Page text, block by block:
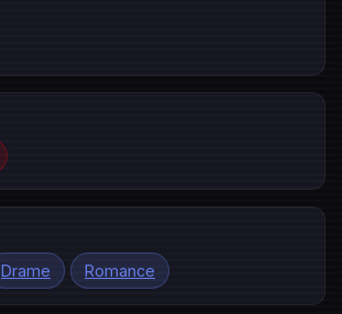
Drame Romance